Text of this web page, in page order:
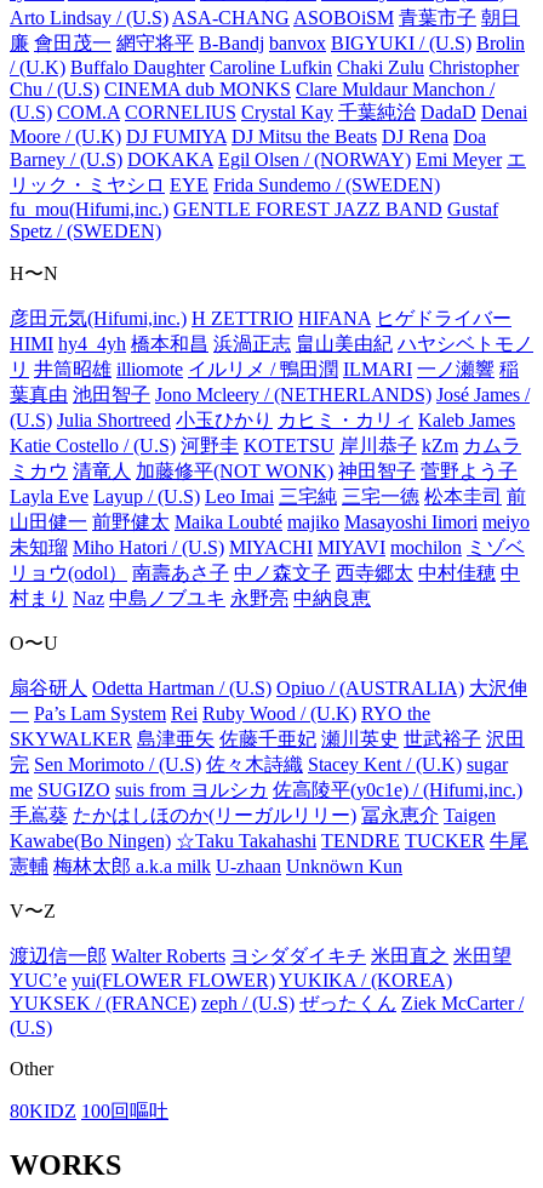
Arto Lindsay / (U.S) ASA-CHANG ASOBOiSM 青葉市子 朝日
廉 會田茂一 網守将平 B-Bandj banvox BIGYUKI / (U.S) Brolin
/ (U.K) Buffalo Daughter Caroline Lufkin Chaki Zulu Christopher
Chu / (U.S) CINEMA dub MONKS Clare Muldaur Manchon /
(U.S) COM.A CORNELIUS Crystal Kay 千葉純治 DadaD Denai
Moore / (U.K) DJ FUMIYA DJ Mitsu the Beats DJ Rena Doa
Barney / (U.S) DOKAKA Egil Olsen / (NORWAY) Emi Meyer エ
リック・ミヤシロ EYE Frida Sundemo / (SWEDEN)
fu_mou(Hifumi,inc.) GENTLE FOREST JAZZ BAND Gustaf
Spetz / (SWEDEN)
H〜N
彦田元気(Hifumi,inc.) H ZETTRIO HIFANA ヒゲドライバー
HIMI hy4_4yh 橋本和昌 浜渦正志 畠山美由紀 ハヤシベトモノ
リ 井筒昭雄 illiomote イルリメ / 鴨田潤 ILMARI 一ノ瀬響 稲
葉真由 池田智子 Jono Mcleery / (NETHERLANDS) José James /
(U.S) Julia Shortreed 小玉ひかり カヒミ・カリィ Kaleb James
Katie Costello / (U.S) 河野圭 KOTETSU 岸川恭子 kZm カムラ
ミカウ 清竜人 加藤修平(NOT WONK) 神田智子 菅野よう子
Layla Eve Layup / (U.S) Leo Imai 三宅純 三宅一徳 松本圭司 前
山田健一 前野健太 Maika Loubté majiko Masayoshi Iimori meiyo
未知瑠 Miho Hatori / (U.S) MIYACHI MIYAVI mochilon ミゾベ
リョウ(odol）
南壽あさ子 中ノ森文子 西寺郷太 中村佳穂 中
村まり Naz 中島ノブユキ 永野亮 中納良恵
O〜U
扇谷研人 Odetta Hartman / (U.S) Opiuo / (AUSTRALIA) 大沢伸
一 Pa’s Lam System Rei Ruby Wood / (U.K) RYO the
SKYWALKER 島津亜矢 佐藤千亜妃 瀬川英史 世武裕子 沢田
完 Sen Morimoto / (U.S) 佐々木詩織 Stacey Kent / (U.K) sugar
me SUGIZO suis from ヨルシカ 佐高陵平(y0c1e) / (Hifumi,inc.)
手嶌葵 たかはしほのか(リーガルリリー) 冨永恵介 Taigen
Kawabe(Bo Ningen) ☆Taku Takahashi TENDRE TUCKER 牛尾
憲輔 梅林太郎 a.k.a milk U-zhaan Unknöwn Kun
V〜Z
渡辺信一郎 Walter Roberts ヨシダダイキチ 米田直之 米田望
YUC’e yui(FLOWER FLOWER)YUKIKA / (KOREA)
YUKSEK / (FRANCE) zeph / (U.S) ぜったくん Ziek McCarter /
(U.S)
Other
80KIDZ 100回嘔吐
WORKS